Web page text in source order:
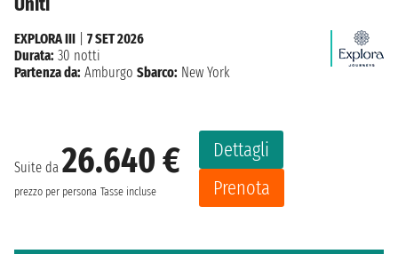
Suite da 26.640 €
prezzo per persona Tasse incluse
Dettagli
Prenota
EXPLORA III
7 SET 2026
Durata: 30 notti
Partenza da: Amburgo Sbarco: New York